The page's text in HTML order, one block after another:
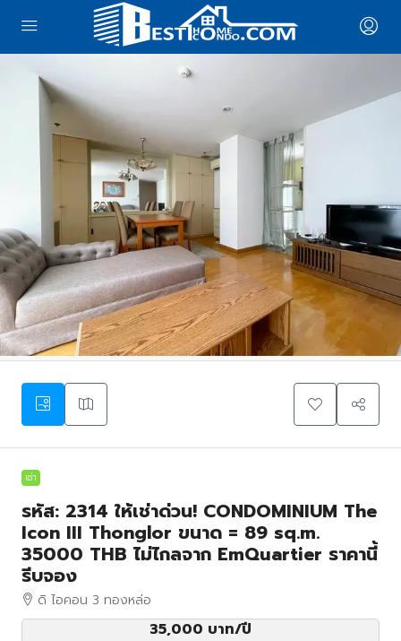
เช่า
รหัส: 2314 ให้เช่าด่วน! CONDOMINIUM The
Icon III Thonglor ขนาด = 89 sq.m.
35000 THB ไม่ไกลจาก EmQuartier ราคานี้
รีบจอง
ดิ ไอคอน 3 ทองหล่อ
35,000 บาท/ปี